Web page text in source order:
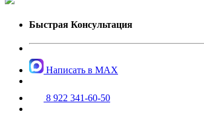
Быстрая Консультация
Написать в MAX
8 922 341-60-50